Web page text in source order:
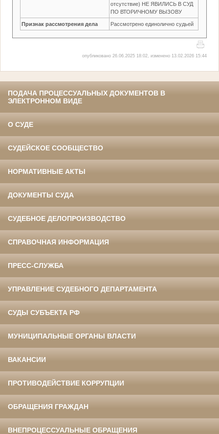
отсутствие) НЕ ЯВИЛИСЬ В СУД
ПО ВТОРИЧНОМУ ВЫЗОВУ
Признак рассмотрения дела Рассмотрено единолично судьей
опубликовано 26.06.2025 18:02, изменено 13.02.2026 15:44
ПОДАЧА ПРОЦЕССУАЛЬНЫХ ДОКУМЕНТОВ В
ЭЛЕКТРОННОМ ВИДЕ
О СУДЕ
СУДЕЙСКОЕ СООБЩЕСТВО
НОРМАТИВНЫЕ АКТЫ
ДОКУМЕНТЫ СУДА
СУДЕБНОЕ ДЕЛОПРОИЗВОДСТВО
СПРАВОЧНАЯ ИНФОРМАЦИЯ
ПРЕСС-СЛУЖБА
УПРАВЛЕНИЕ СУДЕБНОГО ДЕПАРТАМЕНТА
СУДЫ СУБЪЕКТА РФ
МУНИЦИПАЛЬНЫЕ ОРГАНЫ ВЛАСТИ
ВАКАНСИИ
ПРОТИВОДЕЙСТВИЕ КОРРУПЦИИ
ОБРАЩЕНИЯ ГРАЖДАН
ВНЕПРОЦЕССУАЛЬНЫЕ ОБРАЩЕНИЯ